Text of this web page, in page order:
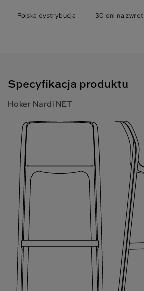
Polska dystrybucja 30 dni na zwrot
Specyfikacja produktu
Hoker Nardi NET